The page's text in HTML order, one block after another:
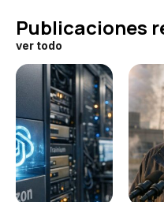
Publicaciones
ver todo